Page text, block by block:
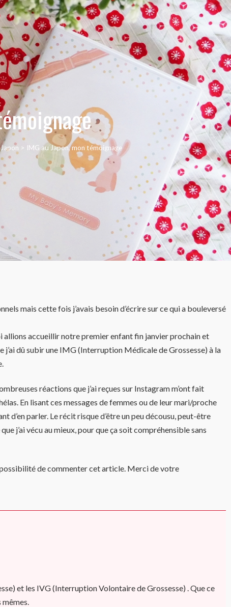
> IMG au Japon, mon témoignage
mais cette fois j’avais besoin d’écrire sur ce qui a bouleversé
allions accueillir notre premier enfant fin janvier prochain et
dû subir une IMG (Interruption Médicale de Grossesse) à la
réactions que j’ai reçues sur Instagram m’ont fait
En lisant ces messages de femmes ou de leur mari/proche
d’en parler. Le récit risque d’être un peu décousu, peut-être
j’ai vécu au mieux, pour que ça soit compréhensible sans
possibilité de commenter cet article. Merci de votre
et les IVG(Interruption Volontaire de Grossesse) . Que ce